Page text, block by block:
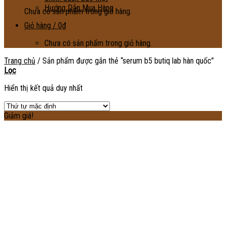
Chưa có sản phẩm trong giỏ hàng.
Hướng Dẫn Mua Hàng
Giỏ hàng / 0₫
Chưa có sản phẩm trong giỏ hàng.
Trang chủ / Sản phẩm được gắn thẻ “serum b5 butiq lab hàn quốc”
Lọc
Hiển thị kết quả duy nhất
Giảm giá!